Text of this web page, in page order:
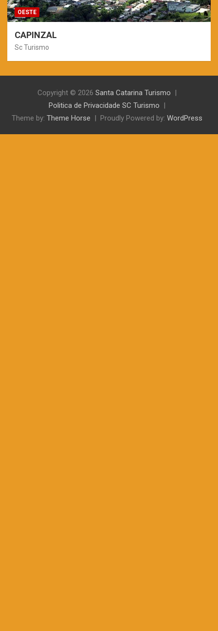
OESTE
CAPINZAL
Sc Turismo
Copyright © 2026 Santa Catarina Turismo
Politica de Privacidade SC Turismo
Theme by: Theme Horse Proudly Powered by: WordPress